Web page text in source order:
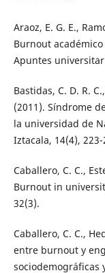
Araoz, E. G. E.,
Burnout
Apuntes
Bastidas, C. D. R.
(2011). Síndrome
la universidad de
Iztacala, 14(4), 223-
Caballero, C. C.,
Burnout in
32(3).
Caballero, C. C.,
entre burnout y
sociodemográficas